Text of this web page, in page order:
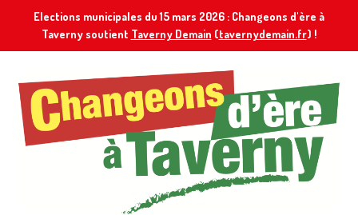
Elections municipales du 15 mars 2026 : Changeons d'ère à
Taverny soutient Taverny Demain (tavernydemain.fr) !